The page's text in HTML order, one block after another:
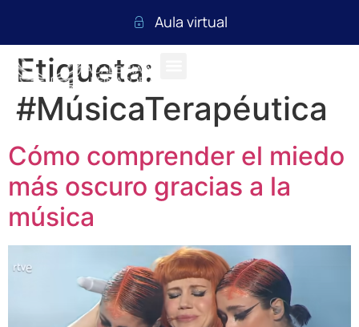
Aula virtual
Etiqueta:
#MúsicaTerapéutica
Cómo comprender el miedo
más oscuro gracias a la
música